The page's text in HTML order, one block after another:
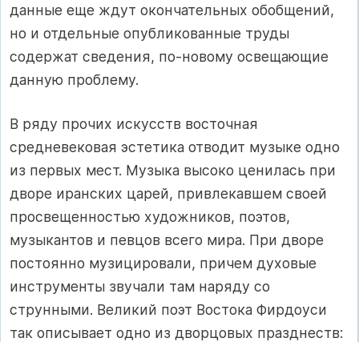
данные еще ждут окончательных обобщений,
но и отдельные опубликованные труды
содержат сведения, по-новому освещающие
данную проблему.
В ряду прочих искусств восточная
средневековая эстетика отводит музыке одно
из первых мест. Музыка высоко ценилась при
дворе иранских царей, привлекавшем своей
просвещенностью художников, поэтов,
музыкантов и певцов всего мира. При дворе
постоянно музицировали, причем духовые
инструменты звучали там наряду со
струнными. Великий поэт Востока Фирдоуси
так описывает одно из дворцовых празднеств: